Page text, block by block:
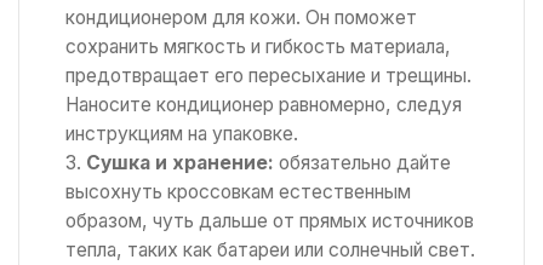
кондиционером для кожи. Он поможет
сохранить мягкость и гибкость материала,
предотвращает его пересыхание и трещины.
Наносите кондиционер равномерно, следуя
инструкциям на упаковке.
Сушка и хранение: обязательно дайте
высохнуть кроссовкам естественным
образом, чуть дальше от прямых источников
тепла, таких как батареи или солнечный свет.